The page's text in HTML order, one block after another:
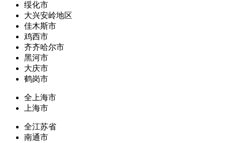
绥化市
大兴安岭地区
佳木斯市
鸡西市
齐齐哈尔市
黑河市
大庆市
鹤岗市
全上海市
上海市
全江苏省
南通市